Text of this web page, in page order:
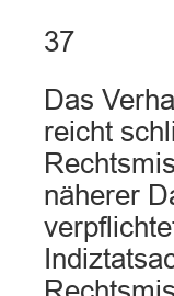
37
Das
reicht
näherer